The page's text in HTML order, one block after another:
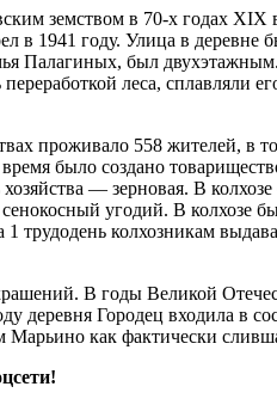
земством в 70-х годах
1941 году. Улица в деревне
Палагиных, был
леса, сплавляли
проживало 558 жителей,
было создано
— зерновая. В
угодий. В колхозе
трудодень колхозникам
В годы Великой
Городец входила в
как фактически